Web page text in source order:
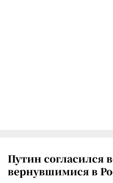
Путин согласился
вернувшимися в